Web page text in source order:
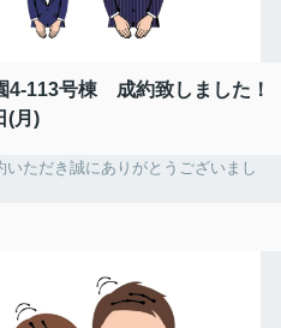
4-113号棟 成約致しました！
(月)
いただき誠にありがとうございまし